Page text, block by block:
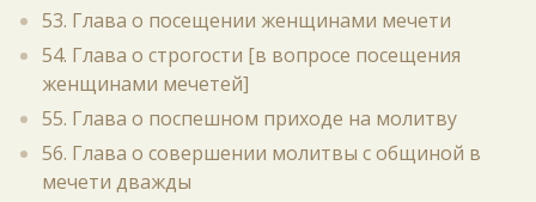
53. Глава о посещении женщинами мечети
54. Глава о строгости [в вопросе посещения
женщинами мечетей]
55. Глава о поспешном приходе на молитву
56. Глава о совершении молитвы с общиной в
мечети дважды